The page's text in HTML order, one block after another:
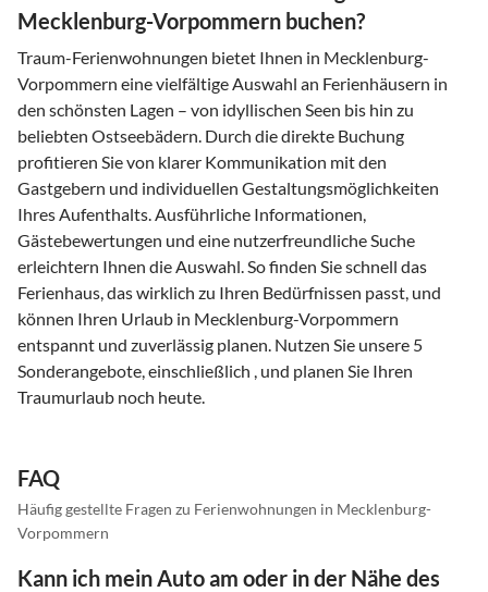
Mecklenburg-Vorpommern buchen?
Traum-Ferienwohnungen bietet Ihnen in Mecklenburg-
Vorpommern eine vielfältige Auswahl an Ferienhäusern in
den schönsten Lagen – von idyllischen Seen bis hin zu
beliebten Ostseebädern. Durch die direkte Buchung
profitieren Sie von klarer Kommunikation mit den
Gastgebern und individuellen Gestaltungsmöglichkeiten
Ihres Aufenthalts. Ausführliche Informationen,
Gästebewertungen und eine nutzerfreundliche Suche
erleichtern Ihnen die Auswahl. So finden Sie schnell das
Ferienhaus, das wirklich zu Ihren Bedürfnissen passt, und
können Ihren Urlaub in Mecklenburg-Vorpommern
entspannt und zuverlässig planen. Nutzen Sie unsere 5
Sonderangebote, einschließlich , und planen Sie Ihren
Traumurlaub noch heute.
FAQ
Häufig gestellte Fragen zu Ferienwohnungen in Mecklenburg-
Vorpommern
Kann ich mein Auto am oder in der Nähe des